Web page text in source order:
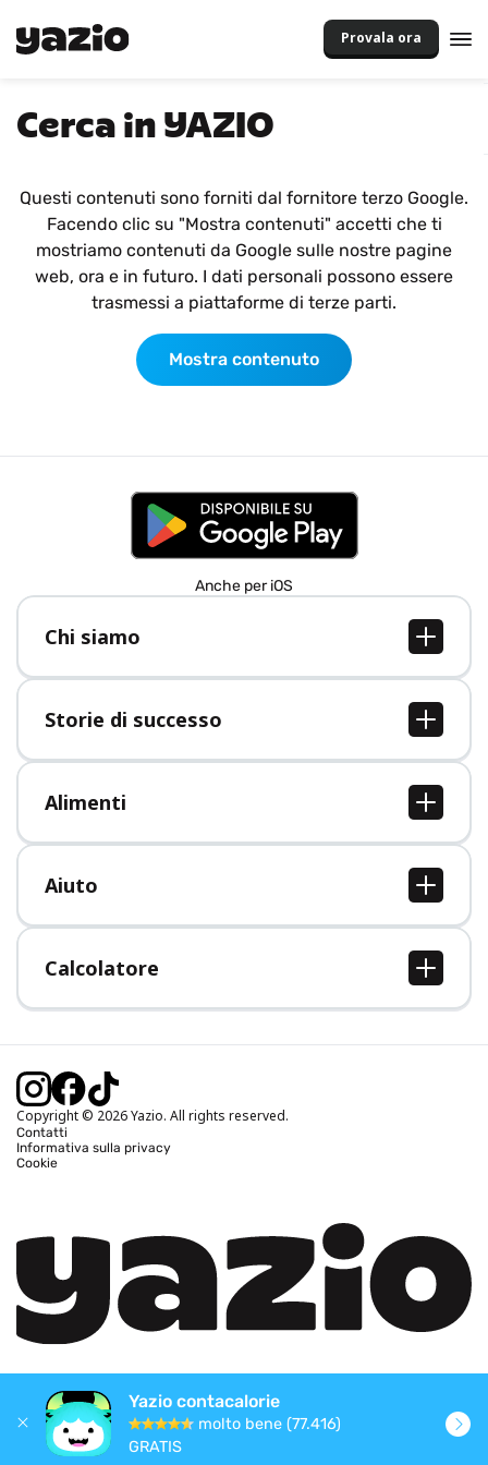
Provala ora
Cerca in YAZIO
Questi contenuti sono forniti dal fornitore terzo Google.
Facendo clic su "Mostra contenuti" accetti che ti
mostriamo contenuti da Google sulle nostre pagine
web, ora e in futuro. I dati personali possono essere
trasmessi a piattaforme di terze parti.
Mostra contenuto
Anche per iOS
Chi siamo
Chi siamo
Lavori
Stampa
Storie di successo
Tutte le storie di successo
Alimenti
Tutti i cibi
Aiuto
Centro assistenza
Calcolatore
Calcolo BMI (IMC)
Calcolo peso ideale
Calcolo calorie bruciate
Copyright © 2026 Yazio. All rights reserved.
Contatti
Informativa sulla privacy
Cookie
Yazio contacalorie
molto bene (77.416)
GRATIS